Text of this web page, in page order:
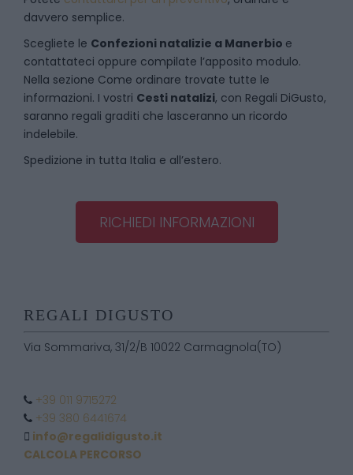
davvero semplice.
Scegliete le Confezioni natalizie a Manerbio e
contattateci oppure compilate l’apposito modulo.
Nella sezione Come ordinare trovate tutte le
informazioni. I vostri Cesti natalizi, con Regali DiGusto,
saranno regali graditi che lasceranno un ricordo
indelebile.
Spedizione in tutta Italia e all’estero.
RICHIEDI INFORMAZIONI
REGALI DIGUSTO
Via Sommariva, 31/2/B 10022 Carmagnola(TO)
+39 011 9715272
+39 380 6441674
info@regalidigusto.it
CALCOLA PERCORSO